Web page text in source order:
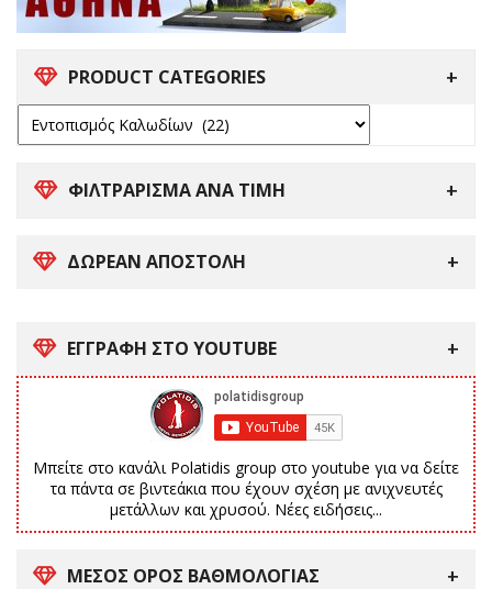
PRODUCT CATEGORIES
ΦΙΛΤΡΑΡΙΣΜΑ ΑΝΑ ΤΙΜΗ
ΔΩΡΕΑΝ ΑΠΟΣΤΟΛΗ
ΕΓΓΡΑΦΗ ΣΤΟ YOUTUBE
Μπείτε στο κανάλι Polatidis group στο youtube για να δείτε
τα πάντα σε βιντεάκια που έχουν σχέση με ανιχνευτές
μετάλλων και χρυσού. Νέες ειδήσεις...
ΜΕΣΟΣ ΟΡΟΣ ΒΑΘΜΟΛΟΓΙΑΣ